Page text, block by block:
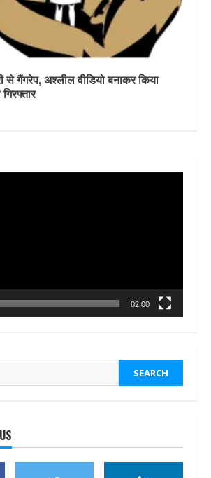
से गैंगरेप, अश्लील वीडियो बनाकर किया
02:00